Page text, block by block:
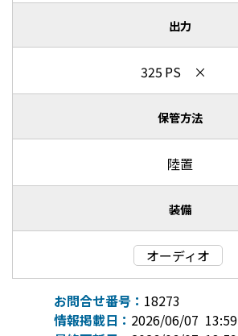
出力
325 PS ×
保管方法
陸置
装備
オーディオ
お問合せ番号： 18273
情報掲載日： 2026/06/07 13:59